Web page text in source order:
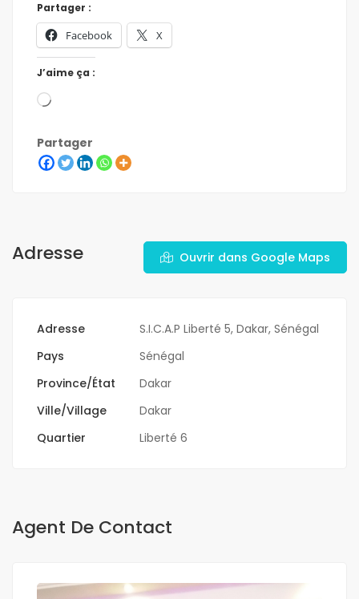
Partager :
Facebook X
J’aime ça :
Partager
Adresse Ouvrir dans Google Maps
Adresse
S.I.C.A.P Liberté 5, Dakar, Sénégal
Pays
Sénégal
Province/État
Dakar
Ville/Village
Dakar
Quartier
Liberté 6
Agent De Contact